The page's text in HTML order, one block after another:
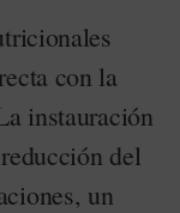
con la
instauración
del
un